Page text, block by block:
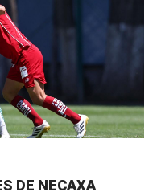
DE NECAXA